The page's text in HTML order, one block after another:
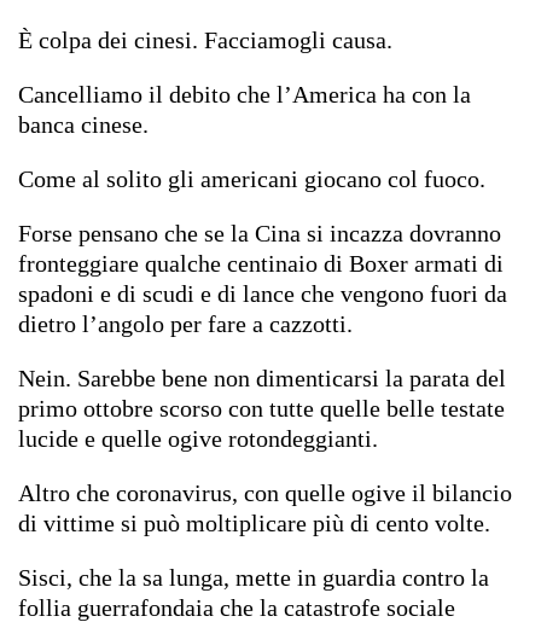
È colpa dei cinesi. Facciamogli causa.
Cancelliamo il debito che l’America ha con la
banca cinese.
Come al solito gli americani giocano col fuoco.
Forse pensano che se la Cina si incazza dovranno
fronteggiare qualche centinaio di Boxer armati di
spadoni e di scudi e di lance che vengono fuori da
dietro l’angolo per fare a cazzotti.
Nein. Sarebbe bene non dimenticarsi la parata del
primo ottobre scorso con tutte quelle belle testate
lucide e quelle ogive rotondeggianti.
Altro che coronavirus, con quelle ogive il bilancio
di vittime si può moltiplicare più di cento volte.
Sisci, che la sa lunga, mette in guardia contro la
follia guerrafondaia che la catastrofe sociale